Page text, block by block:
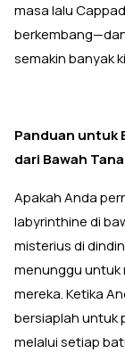
masa lalu
semakin banyak
Panduan untuk
dari Bawah
Apakah Anda
labyrinthine di
misterius di
menunggu untuk
mereka. Ketika
bersiaplah untuk
melalui setiap